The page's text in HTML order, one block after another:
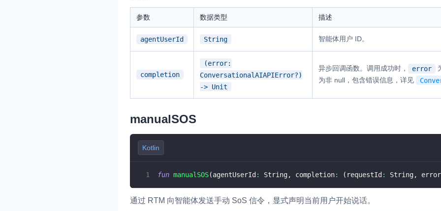
参数 数据类型 描述
agentUserId String 智能体用户 ID。
completion
(error:
ConversationalAIAPIError?)
-> Unit
异步回调函数。调用成功时， error
为非 null，包含错误信息，详见
manualSOS
Kotlin
fun manualSOS(agentUserId : String, completion: ( requestId : String, error
通过 RTM 向智能体发送手动 SoS 信令，显式声明当前用户开始说话。